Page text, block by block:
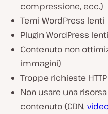
compressione, ecc.)
Temi WordPress lenti
Plugin WordPress lenti
Contenuto non
immagini)
Troppe richieste
Non usare una
contenuto (CDN,